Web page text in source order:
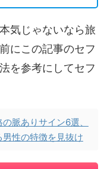
気じゃないなら旅
にこの記事のセフ
を参考にしてセフ
脈ありサイン6選、
性の特徴を見抜け